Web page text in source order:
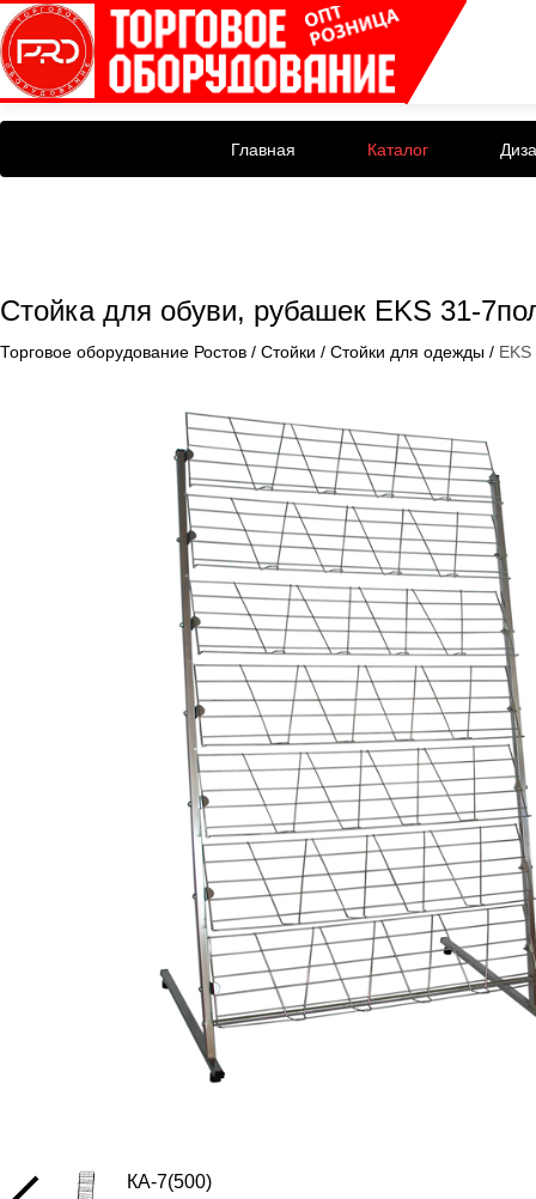
Главная Каталог
Стойка для обуви, рубашек EKS 31-
Торговое оборудование Ростов / Стойки / Стойки для одежды /
КА-7(500)